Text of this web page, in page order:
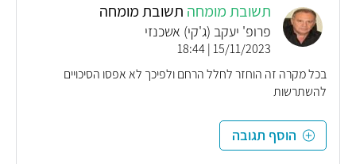
תשובת מומחה תשובת מומחה
פרופ' יעקב (ג'קי) אשכנזי
15/11/2023 | 18:44
בכל מקרה זה הוחזר לחלל הרחם ולפיכך לא אפסו הסיכויים
להשתרשות
הוסף תגובה